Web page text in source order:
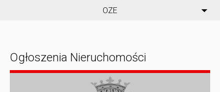
OZE
Ogłoszenia Nieruchomości